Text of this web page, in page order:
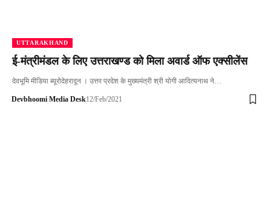
UTTARAKHAND
ई-मंत्रीमंडल के लिए उत्तराखण्ड को मिला अवार्ड ऑफ एक्सीलेंस
देवभूमि मीडिया ब्यूरोदेहरादून । उत्तर प्रदेश के मुख्यमंत्री श्री योगी आदित्यनाथ ने…
Devbhoomi Media Desk12/Feb/2021